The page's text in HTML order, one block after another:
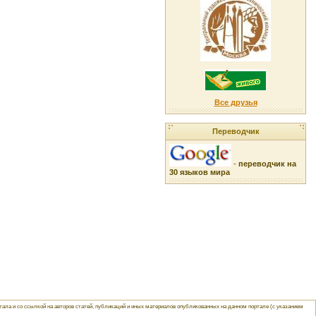
Все друзья
Переводчик
- переводчик на
30 языков мира
и со ссылкой на авторов статей, публикаций и иных материалов опубликованных на данном портале (с указанием